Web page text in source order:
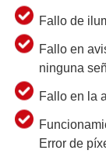
Fallo de
Fallo en
ninguna
Fallo en la
Error de